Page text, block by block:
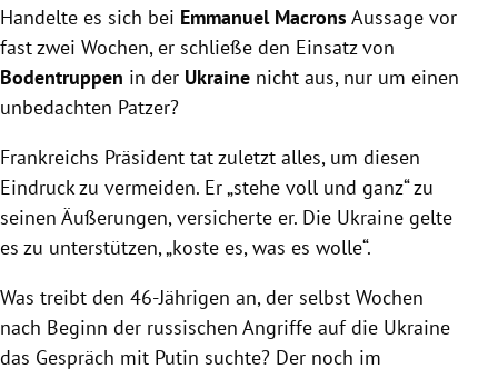
Untermenü
Untermenü
Handelte es sich bei Emmanuel Macrons Aussage vor
fast zwei Wochen, er schließe den Einsatz von
Bodentruppen in der Ukraine nicht aus, nur um einen
unbedachten Patzer?
Frankreichs Präsident tat zuletzt alles, um diesen
Eindruck zu vermeiden. Er „stehe voll und ganz“ zu
seinen Äußerungen, versicherte er. Die Ukraine gelte
es zu unterstützen, „koste es, was es wolle“.
Was treibt den 46-Jährigen an, der selbst Wochen
nach Beginn der russischen Angriffe auf die Ukraine
das Gespräch mit Putin suchte? Der noch im